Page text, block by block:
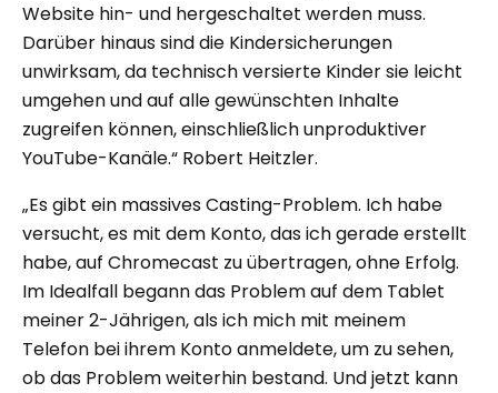
Website hin- und hergeschaltet werden muss.
Darüber hinaus sind die Kindersicherungen
unwirksam, da technisch versierte Kinder sie leicht
umgehen und auf alle gewünschten Inhalte
zugreifen können, einschließlich unproduktiver
YouTube-Kanäle.“ Robert Heitzler.
„Es gibt ein massives Casting-Problem. Ich habe
versucht, es mit dem Konto, das ich gerade erstellt
habe, auf Chromecast zu übertragen, ohne Erfolg.
Im Idealfall begann das Problem auf dem Tablet
meiner 2-Jährigen, als ich mich mit meinem
Telefon bei ihrem Konto anmeldete, um zu sehen,
ob das Problem weiterhin bestand. Und jetzt kann